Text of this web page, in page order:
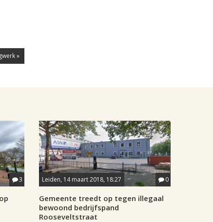
»
3 Leiden, 14 maart 2018, 18:27 0
Gemeente treedt op tegen illegaal
bewoond bedrijfspand
Rooseveltstraat